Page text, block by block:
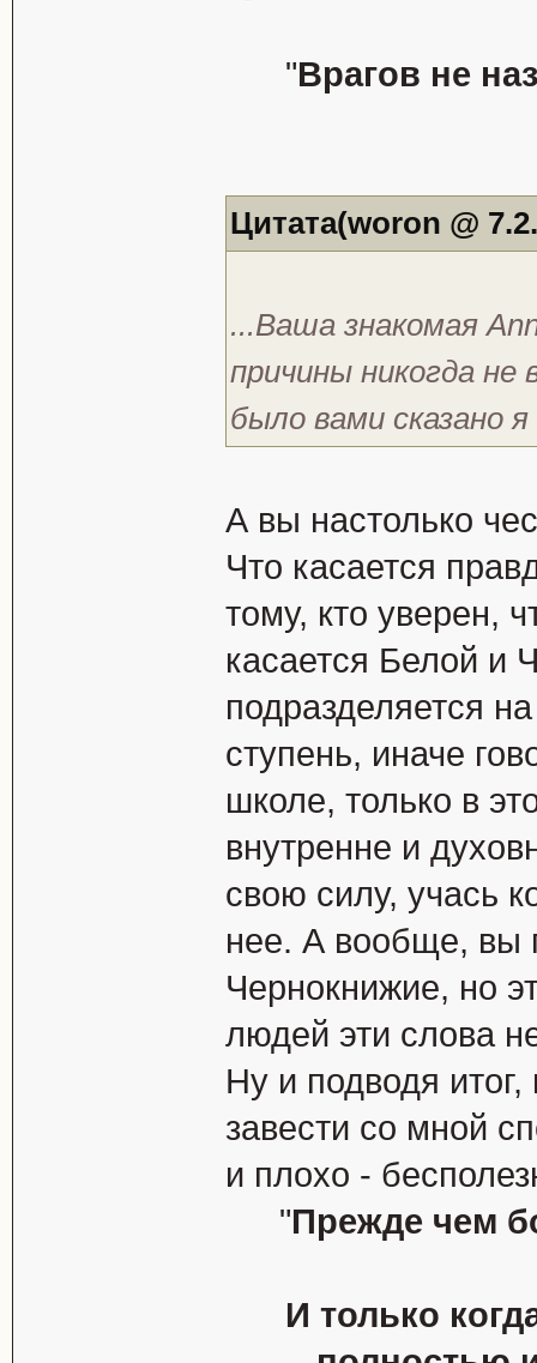
"Врагов не
Цитата(woron @
...Ваша знакомая
причины никогда
было вами сказано
А вы настолько
Что касается
тому, кто уверен,
касается Белой и
подразделяется
ступень, иначе
школе, только в
внутренне и
свою силу, учась
нее. А вообще, вы
Чернокнижие, но
людей эти слова
Ну и подводя итог,
завести со мной
и плохо -
"Прежде чем
И только